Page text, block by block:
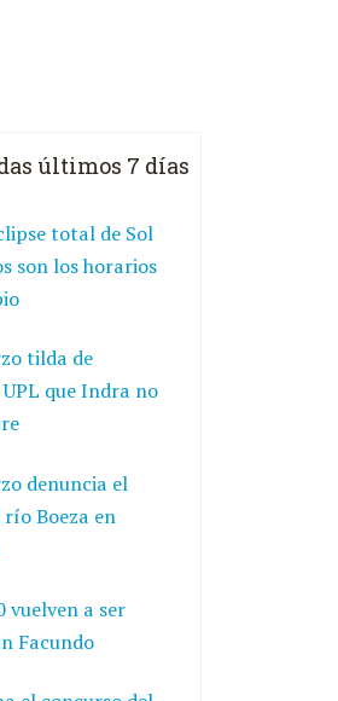
últimos 7 días
total de Sol
son los horarios
tilda de
UPL que Indra no
denuncia el
Boeza en
vuelven a ser
Facundo